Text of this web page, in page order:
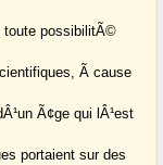
toute possibilitÃ©
Ã cause
Ã¢ge qui lÂ¹est
portaient sur des